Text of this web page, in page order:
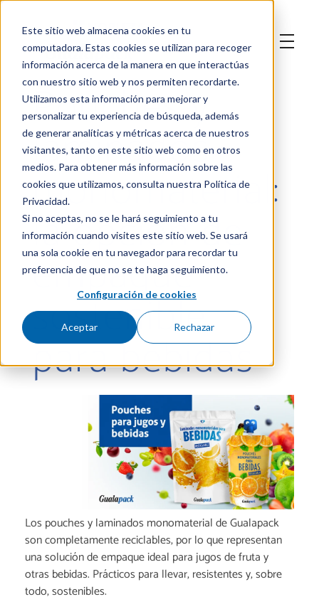
Este sitio web almacena cookies en tu
computadora. Estas cookies se utilizan para recoger
información acerca de la manera en que interactúas
con nuestro sitio web y nos permiten recordarte.
Utilizamos esta información para mejorar y
personalizar tu experiencia de búsqueda, además
de generar analíticas y métricas acerca de nuestros
visitantes, tanto en este sitio web como en otros
medios. Para obtener más información sobre las
cookies que utilizamos, consulta nuestra Política de
Privacidad.
Si no aceptas, no se le hará seguimiento a tu
información cuando visites este sitio web. Se usará
una sola cookie en tu navegador para recordar tu
preferencia de que no se te haga seguimiento.
Configuración de cookies
Aceptar Rechazar
Pouches y
laminados
monomaterial:
la opción de
empaque
sostenible
para bebidas
Los pouches y laminados monomaterial de Gualapack
son completamente reciclables, por lo que representan
una solución de empaque ideal para jugos de fruta y
otras bebidas. Prácticos para llevar, resistentes y, sobre
todo, sostenibles.